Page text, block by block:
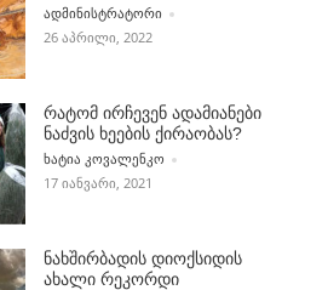
POSTED BY
ᲐᲓᲛᲘᲜᲘᲡᲢᲠᲐᲢᲝᲠᲘ
26 ᲐᲞᲠᲘᲚᲘ, 2022
რატომ ირჩევენ ადამიანები
ნაძვის ხეების ქირაობას?
POSTED BY
ᲮᲐᲢᲘᲐ ᲙᲝᲕᲐᲚᲔᲜᲙᲝ
17 ᲘᲐᲜᲕᲐᲠᲘ, 2021
ნახშირბადის დიოქსიდის
ახალი რეკორდი